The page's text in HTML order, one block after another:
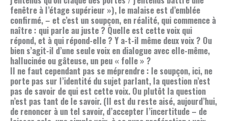
fenêtre à l’étage supérieur »), le malaise est d’emblée
confirmé, – et c’est un soupçon, en réalité, qui commence à
naître : qui parle au juste ? Quelle est cette voix qui
répond, et à qui répond-elle ? Y a-t-il même deux voix ? Ou
bien s’agit-il d’une seule voix en dialogue avec elle-même,
hallucinée ou gâteuse, un peu « folle » ?
Il ne faut cependant pas se méprendre : le soupçon, ici, ne
porte pas sur l’identité du sujet parlant, la question n’est
pas de savoir de qui est cette voix. Ou plutôt la question
n’est pas tant de le savoir. (Il est du reste aisé, aujourd’hui,
de renoncer à un tel savoir, d’accepter l’incertitude – de